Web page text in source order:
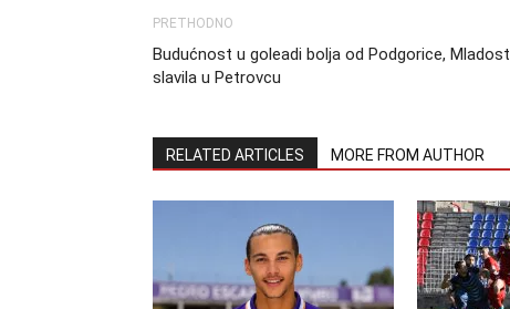
PRETHODNO
Budućnost u goleadi bolja od Podgorice, Mladost
slavila u Petrovcu
RELATED ARTICLES MORE FROM AUTHOR